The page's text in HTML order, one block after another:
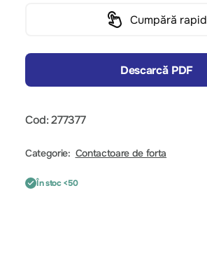
Cumpără rapid
Descarcă PDF
Cod: 277377
Categorie: Contactoare de forta
În stoc <50